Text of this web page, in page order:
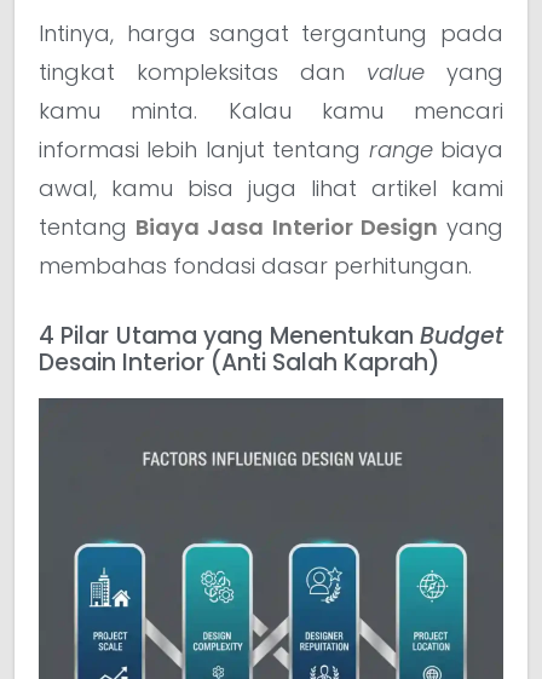
Intinya, harga sangat tergantung pada
tingkat kompleksitas dan value yang
kamu minta. Kalau kamu mencari
informasi lebih lanjut tentang rangebiaya
awal, kamu bisa juga lihat artikel kami
tentang Biaya Jasa Interior Design yang
membahas fondasi dasar perhitungan.
4 Pilar Utama yang Menentukan Budget
Desain Interior (Anti Salah Kaprah)